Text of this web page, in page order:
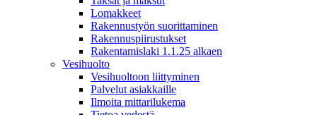
Lomakkeet
Rakennustyön suorittaminen
Rakennuspiirustukset
Rakentamislaki 1.1.25 alkaen
Vesihuolto
Vesihuoltoon liittyminen
Palvelut asiakkaille
Ilmoita mittarilukema